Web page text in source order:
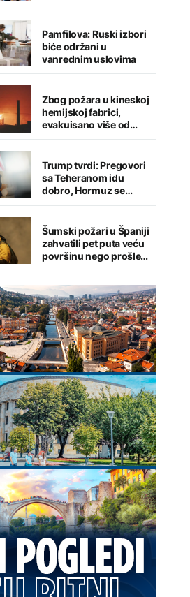
Pamfilova: Ruski izbori
biće održani u
vanrednim uslovima
Zbog požara u kineskoj
hemijskoj fabrici,
evakuisano više od
1.200 ljudi
Trump tvrdi: Pregovori
sa Teheranom idu
dobro, Hormuz se
uskoro otvara
Šumski požari u Španiji
zahvatili pet puta veću
površinu nego prošle